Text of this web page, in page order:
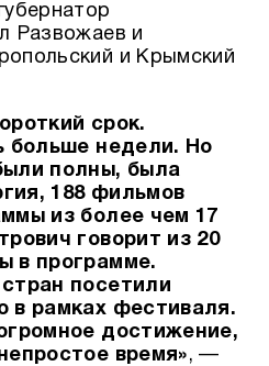
Развожаев и
и Крымский
срок.
больше недели. Но
полны, была
188 фильмов
из более чем 17
говорит из 20
в программе.
посетили
в рамках фестиваля.
достижение,
время», —